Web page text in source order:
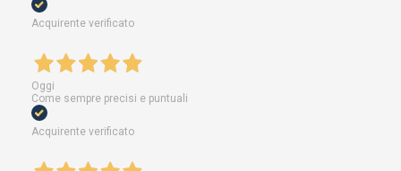
Acquirente verificato
Oggi
Come sempre precisi e puntuali
Acquirente verificato